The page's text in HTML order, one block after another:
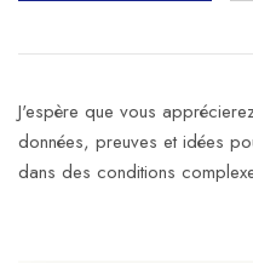
J'espère que vous
données, preuves et idées
dans des conditions